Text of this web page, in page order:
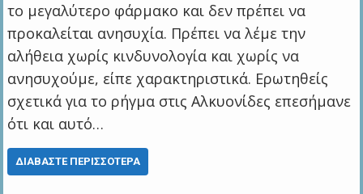
το μεγαλύτερο φάρμακο και δεν πρέπει να
προκαλείται ανησυχία. Πρέπει να λέμε την
αλήθεια χωρίς κινδυνολογία και χωρίς να
ανησυχούμε, είπε χαρακτηριστικά. Ερωτηθείς
σχετικά για το ρήγμα στις Αλκυονίδες επεσήμανε
ότι και αυτό…
ΔΙΑΒΆΣΤΕ ΠΕΡΙΣΣΌΤΕΡΑ